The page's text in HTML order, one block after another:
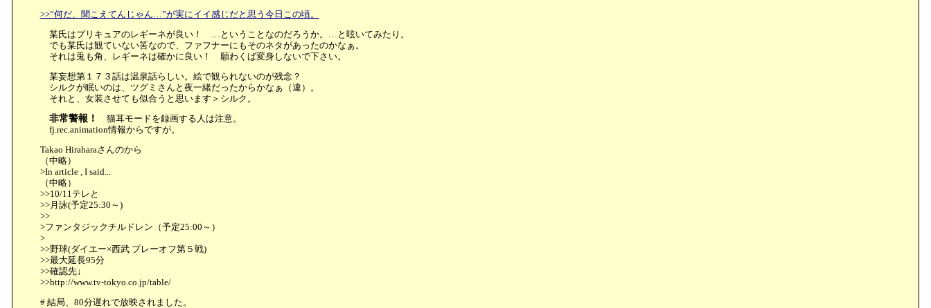
>>“何だ、聞こえてんじゃん…”が実にイイ感じだと思う今日この頃。
某氏はプリキュアのレギーネが良い！ …ということなのだろうか。…と呟いてみたり。
でも某氏は観ていない筈なので、ファフナーにもそのネタがあったのかなぁ。
それは兎も角、レギーネは確かに良い！ 願わくば変身しないで下さい。
某妄想第１７３話は温泉話らしい。絵で観られないのが残念？
シルクが眠いのは、ツグミさんと夜一緒だったからかなぁ（違）。
それと、女装させても似合うと思います＞シルク。
非常警報！
猫耳モードを録画する人は注意。
fj.rec.animation情報からですが。
Takao Hiraharaさんのから
（中略）
>In article , I said...
（中略）
>>10/11テレと
>>月詠(予定25:30～)
>>
>ファンタジックチルドレン（予定25:00～）
>
>>野球(ダイエー×西武 プレーオフ第５戦)
>>最大延長95分
>>確認先↓
>>http://www.tv-tokyo.co.jp/table/
# 結局、80分遅れで放映されました。